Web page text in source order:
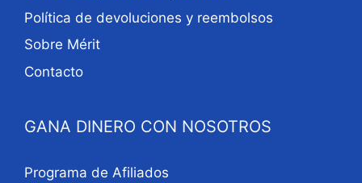
Política de devoluciones y reembolsos
Sobre Mérit
Contacto
GANA DINERO CON NOSOTROS
Programa de Afiliados